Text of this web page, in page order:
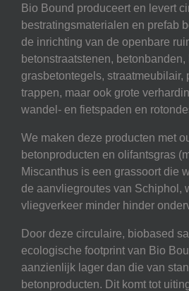
Bio Bound produceert en levert
bestratingsmaterialen en prefab
de inrichting van de openbare
betonstraatstenen, betonbanden,
grasbetontegels, straatmeubilair,
trappen, maar ook grote
wandel- en fietspaden en
We maken deze producten met
betonproducten en olifantsgras
Miscanthus is een grassoort die
de aanvliegroutes van Schiphol,
vliegverkeer minder hinder
Door deze circulaire, biobased
ecologische footprint van Bio
aanzienlijk lager dan die van
betonproducten. Dit komt tot